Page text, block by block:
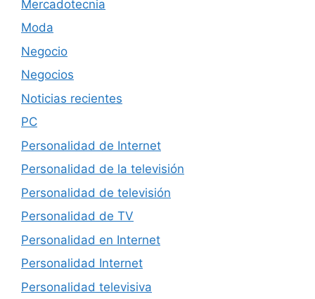
Mercadotecnia
Moda
Negocio
Negocios
Noticias recientes
PC
Personalidad de Internet
Personalidad de la televisión
Personalidad de televisión
Personalidad de TV
Personalidad en Internet
Personalidad Internet
Personalidad televisiva